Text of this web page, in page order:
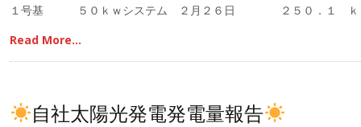
１号基 ５０ｋｗシステム ２月２６日 ２５０．１ ｋ
Read More…
自社太陽光発電発電量報告